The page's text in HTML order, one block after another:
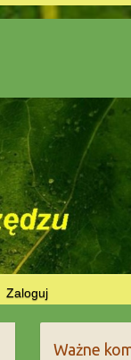
Zaloguj
Ważne